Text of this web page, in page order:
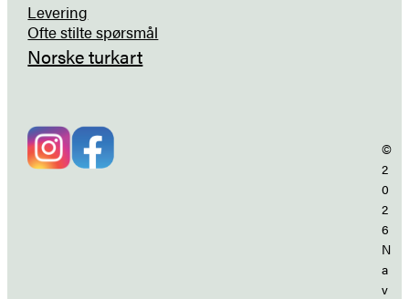
Levering
Ofte stilte spørsmål
Norske turkart
©
2
0
2
6
N
a
v